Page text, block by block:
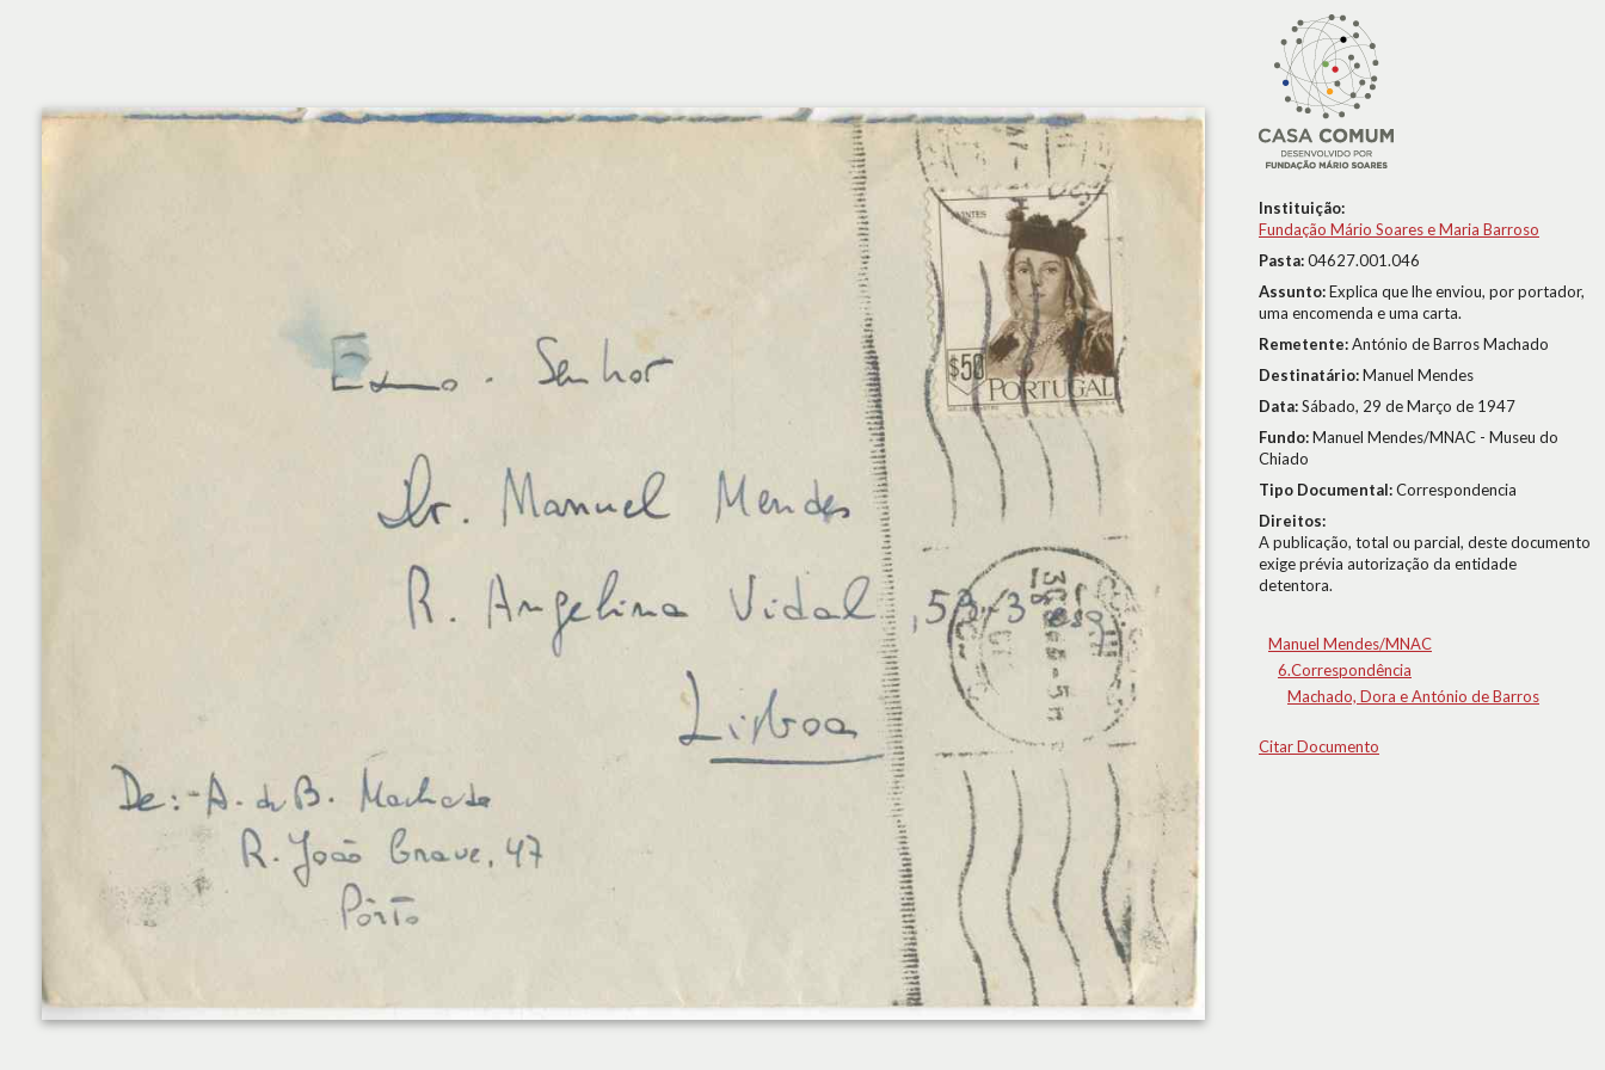
Instituição:
Fundação Mário Soares e Maria Barroso
Pasta:04627.001.046
Assunto:Explica que lhe enviou, por portador,
uma encomenda e uma carta.
Remetente:António de Barros Machado
Destinatário:Manuel Mendes
Data:Sábado, 29 de Março de 1947
Fundo:Manuel Mendes/MNAC - Museu do
Chiado
Tipo Documental:Correspondencia
Direitos:
A publicação, total ou parcial, deste documento
exige prévia autorização da entidade
detentora.
Manuel Mendes/MNAC
6.Correspondência
Machado, Dora e António de Barros
Citar Documento